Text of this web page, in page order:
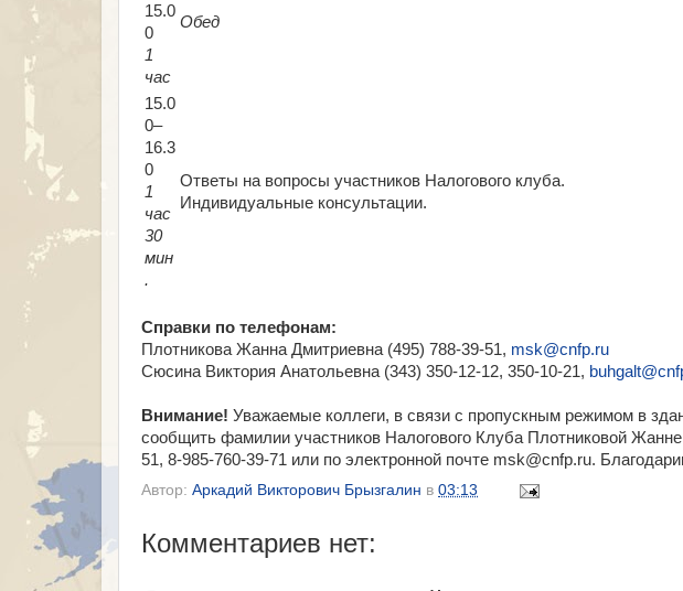
15.0
0
1
час
Обед
15.0
0–
16.3
0
1
час
30
мин
.
Ответы на вопросы участников Налогового клуба.
Индивидуальные консультации.
Справки по телефонам:
Плотникова Жанна Дмитриевна (495) 788-39-51, msk@cnfp.ru
Сюсина Виктория Анатольевна (343) 350-12-12, 350-10-21,
Внимание! Уважаемые коллеги, в связи с пропускным режимом в
сообщить фамилии участников Налогового Клуба Плотниковой
51, 8-985-760-39-71 или по электронной почте msk@cnfp.ru.
Автор: Аркадий Викторович Брызгалин в 03:13
Комментариев нет: